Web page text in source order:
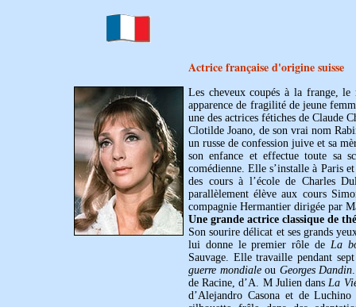
Actrice française d'origine suisse
Les cheveux coupés à la frange,
apparence de fragilité de jeune
une des actrices fétiches de Claude
Clotilde Joano, de son vrai nom
un russe de confession juive et sa
son enfance et effectue toute sa
comédienne. Elle s’installe à Paris
des cours à l’école de Charles
parallèlement élève aux cours
compagnie Hermantier dirigée par
Une grande actrice classique de
Son sourire délicat et ses grands
lui donne le premier rôle de La
Sauvage. Elle travaille pendant
guerre mondialeou Georges Dandin
de Racine, d’A. M Julien dansLa
d’Alejandro Casona et de